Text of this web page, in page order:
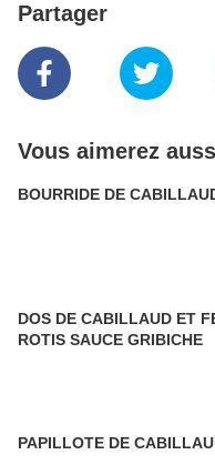
Partager
Vous aimerez
BOURRIDE DE
DOS DE CABILLAUD ET
ROTIS SAUCE GRIBICHE
PAPILLOTE DE